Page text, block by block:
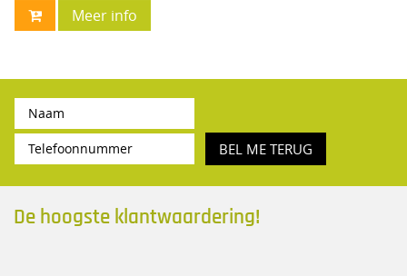
Meer info
BEL ME TERUG
De hoogste klantwaardering!